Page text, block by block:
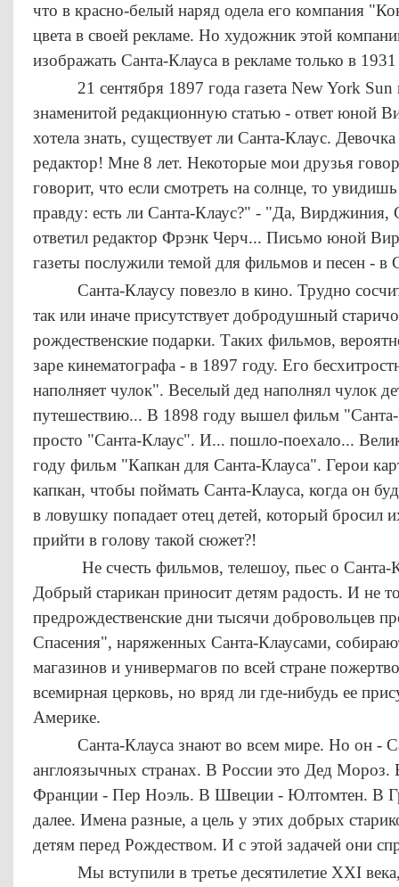
что в красно-белый наряд одела его компания
цвета в своей рекламе. Но художник этой
изображать Санта-Клауса в рекламе только в 1931
21 сентября 1897 года газета New York Sun
знаменитой редакционную статью - ответ юной
хотела знать, существует ли Санта-Клаус.
редактор! Мне 8 лет. Некоторые мои друзья
говорит, что если смотреть на солнце, то
правду: есть ли Санта-Клаус?" - "Да, Вирджиния,
ответил редактор Фрэнк Черч... Письмо юной
газеты послужили темой для фильмов и песен -
Санта-Клаусу повезло в кино. Трудно
так или иначе присутствует добродушный
рождественские подарки. Таких фильмов,
заре кинематографа - в 1897 году. Его
наполняет чулок". Веселый дед наполнял чулок
путешествию... В 1898 году вышел фильм
просто "Санта-Клаус". И... пошло-поехало...
году фильм "Капкан для Санта-Клауса". Герои
капкан, чтобы поймать Санта-Клауса, когда он
в ловушку попадает отец детей, который
прийти в голову такой сюжет?!
Не счесть фильмов, телешоу, пьес о Санта-
Добрый старикан приносит детям радость. И не
предрождественские дни тысячи добровольцев
Спасения", наряженных Санта-Клаусами,
магазинов и универмагов по всей стране
всемирная церковь, но вряд ли где-нибудь ее
Америке.
Санта-Клауса знают во всем мире. Но он -
англоязычных странах. В России это Дед
Франции - Пер Ноэль. В Швеции - Юлтомтен. В
далее. Имена разные, а цель у этих добрых
детям перед Рождеством. И с этой задачей они
Мы вступили в третье десятилетие ХХI века,